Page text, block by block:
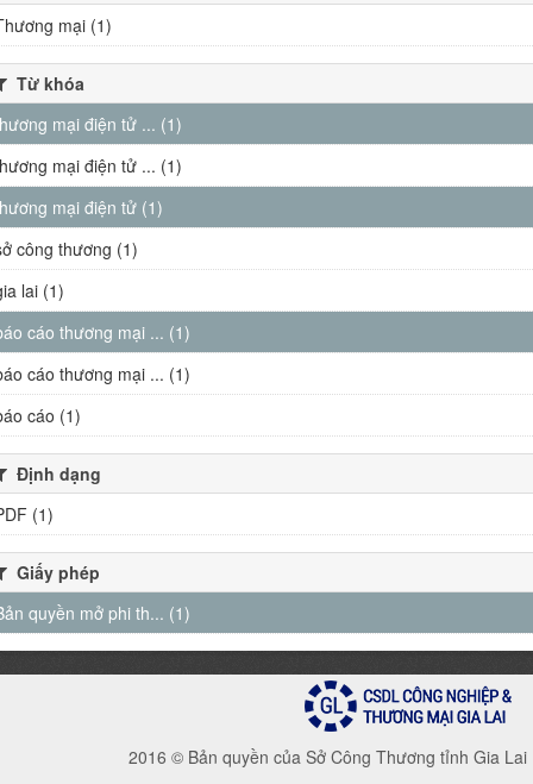
mại (1)
Từ khóa
mại điện tử ... (1)
mại điện tử ... (1)
mại điện tử (1)
công thương (1)
lai (1)
cáo thương mại ... (1)
cáo thương mại ... (1)
cáo (1)
Định dạng
(1)
Giấy phép
quyền mở phi th... (1)
2016 © Bản quyền của Sở Công Thương tỉnh Gia Lai